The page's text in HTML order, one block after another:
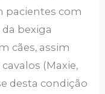
pacientes com
bexiga
cães, assim
(Maxie,
desta condição